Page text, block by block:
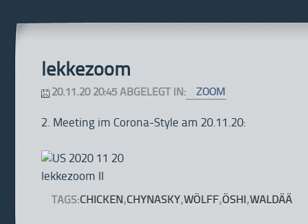
lekkezoom
20.11.20 20:45 ABGELEGT IN: ZOOM
2. Meeting im Corona-Style am 20.11.20:
TAGS:CHICKEN ,CHYNASKY,WÖLFF,ÖSHI ,WALDÄÄ